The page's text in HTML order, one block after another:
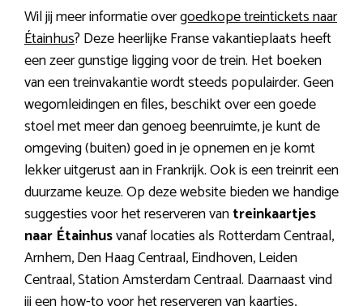
Wil jij meer informatie overgoedkope treintickets naar
Étainhus? Deze heerlijke Franse vakantieplaats heeft
een zeer gunstige ligging voor de trein. Het boeken
van een treinvakantie wordt steeds populairder. Geen
wegomleidingen en files, beschikt over een goede
stoel met meer dan genoeg beenruimte, je kunt de
omgeving (buiten) goed in je opnemen en je komt
lekker uitgerust aan in Frankrijk. Ook is een treinrit een
duurzame keuze. Op deze website bieden we handige
suggesties voor het reserveren vantreinkaartjes
naar Étainhusvanaf locaties als Rotterdam Centraal,
Arnhem, Den Haag Centraal, Eindhoven, Leiden
Centraal, Station Amsterdam Centraal. Daarnaast vind